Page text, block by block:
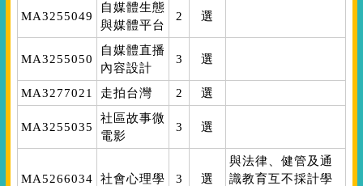
MA3255049
自媒體生態
與媒體平台
2 選
MA3255050
自媒體直播
內容設計
3 選
MA3277021 走拍台灣 2 選
MA3255035
社區故事微
電影
3 選
MA5266034 社會心理學 3 選
與法律、健管及通
識教育互不採計學